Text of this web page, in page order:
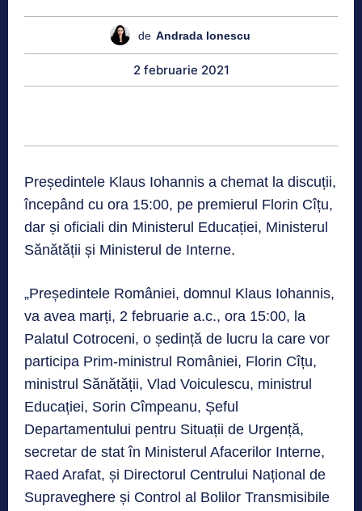
de Andrada Ionescu
2 februarie 2021
Președintele Klaus Iohannis a chemat la discuții,
începând cu ora 15:00, pe premierul Florin Cîțu,
dar și oficiali din Ministerul Educației, Ministerul
Sănătății și Ministerul de Interne.
„Președintele României, domnul Klaus Iohannis,
va avea marți, 2 februarie a.c., ora 15:00, la
Palatul Cotroceni, o ședință de lucru la care vor
participa Prim-ministrul României, Florin Cîțu,
ministrul Sănătății, Vlad Voiculescu, ministrul
Educației, Sorin Cîmpeanu, Șeful
Departamentului pentru Situații de Urgență,
secretar de stat în Ministerul Afacerilor Interne,
Raed Arafat, și Directorul Centrului Național de
Supraveghere și Control al Bolilor Transmisibile